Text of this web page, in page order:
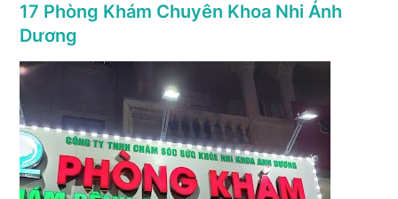
17 Phòng Khám Chuyên Khoa Nhi Ánh
Dương